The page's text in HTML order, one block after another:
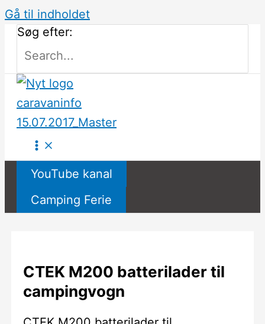
Gå til indholdet
Søg efter:
YouTube kanal
Camping Ferie
CTEK M200 batterilader til
campingvogn